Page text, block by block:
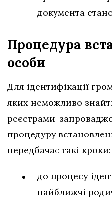
документа
Процедура
особи
Для ідентифікації
яких неможливо
реєстрами,
процедуру
передбачає такі кроки:
до процесу
найближчі